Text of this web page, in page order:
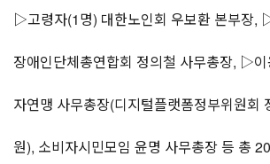
▷고령자(1명) 대한노인회 우보환 본부장,
장애인단체총연합회 정의철 사무총장, ▷
자연맹 사무총장(디지털플랫폼정부위원회
원), 소비자시민모임 윤명 사무총장 등 총